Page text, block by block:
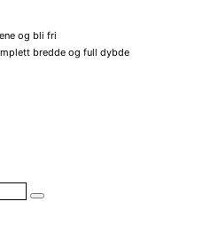
og bli fri
bredde og full dybde